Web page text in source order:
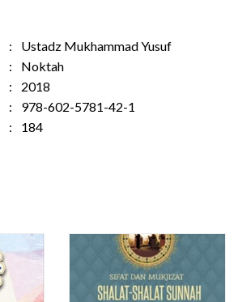
:
Ustadz Mukhammad Yusuf
:
Noktah
:
2018
:
978-602-5781-42-1
: 184